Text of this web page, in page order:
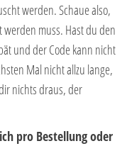
werden. Schaue also,
werden muss. Hast du den
und der Code kann nicht
Mal nicht allzu lange,
nichts draus, der
pro Bestellung oder